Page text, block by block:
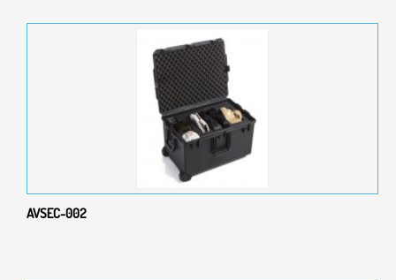
AVSEC-002